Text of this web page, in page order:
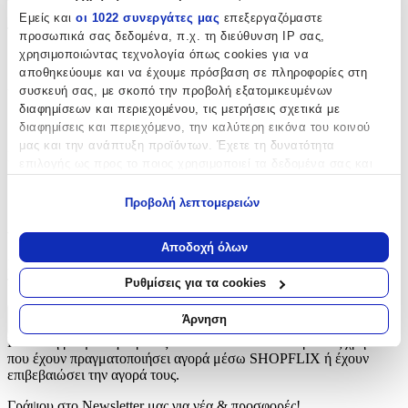
Εμείς και οι 1022 συνεργάτες μας επεξεργαζόμαστε
προσωπικά σας δεδομένα, π.χ. τη διεύθυνση IP σας,
χρησιμοποιώντας τεχνολογία όπως cookies για να
αποθηκεύουμε και να έχουμε πρόσβαση σε πληροφορίες στη
συσκευή σας, με σκοπό την προβολή εξατομικευμένων
διαφημίσεων και περιεχομένου, τις μετρήσεις σχετικά με
διαφημίσεις και περιεχόμενο, την καλύτερη εικόνα του κοινού
μας και την ανάπτυξη προϊόντων. Έχετε τη δυνατότητα
Να συλλέξουμε πληροφορίες σχετικά με τη γεωγραφική
σας τοποθεσία, οι οποίες μπορεί να είναι ακριβείς σε
απόσταση μερικών μέτρων
Να αναγνωρίσουμε τη συσκευή σας σαρώνοντας ενεργά
για συγκεκριμένα χαρακτηριστικά (δακτυλικό αποτύπωμα)
Μάθετε περισσότερα σχετικά με τον τρόπο επεξεργασίας των
προσωπικών σας δεδομένων και καθορίστε τις προτιμήσεις σας
στηνενότητα “Λεπτομέρειες”. Μπορείτε να αλλάξετε ή να
Προβολή λεπτομερειών
Αποδοχή όλων
Ρυθμίσεις για τα cookies
Άρνηση
Τύπος:
Μπρελόκ
Υλικό:
Πλαστικό
Κατασκευαστής
Προς το παρόν δεν υπάρχουν άλλες αξιολογήσεις. Όταν
προστεθούν, θα εμφανιστούν εδώ.
Πώς υπολογίζεται η βαθμολογία
Η τελική βαθμολογία βασίζεται αποκλειστικά σε κριτικές χρηστών
που έχουν πραγματοποιήσει αγορά μέσω SHOPFLIX ή έχουν
επιβεβαιώσει την αγορά τους.